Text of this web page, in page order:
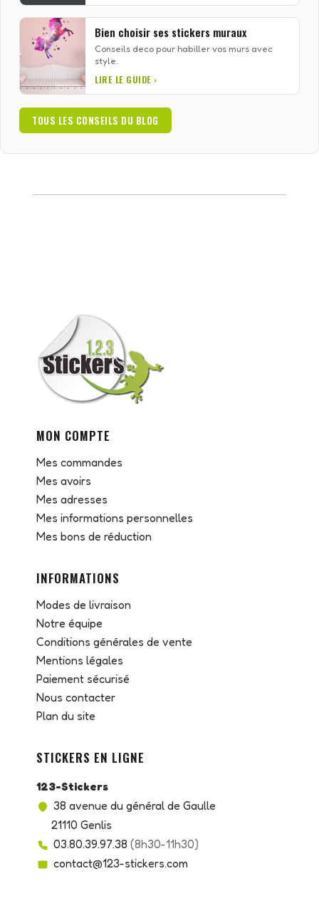
Bien choisir ses stickers muraux
Conseils deco pour habiller vos murs avec
style.
LIRE LE GUIDE ›
TOUS LES CONSEILS DU BLOG
MON COMPTE
Mes commandes
Mes avoirs
Mes adresses
Mes informations personnelles
Mes bons de réduction
INFORMATIONS
Modes de livraison
Notre équipe
Conditions générales de vente
Mentions légales
Paiement sécurisé
Nous contacter
Plan du site
STICKERS EN LIGNE
123-Stickers
38 avenue du général de Gaulle
21110 Genlis
03.80.39.97.38 (8h30-11h30)
contact@123-stickers.com